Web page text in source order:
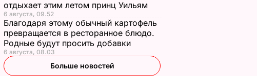
отдыхает этим летом принц Уильям
6 августа, 09.52
Благодаря этому обычный картофель
превращается в ресторанное блюдо.
Родные будут просить добавки
6 августа, 08.03
Больше новостей